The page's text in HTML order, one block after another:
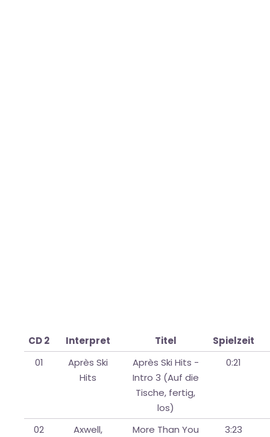
CD 2 Interpret Titel
Spielzeit
01
Après Ski
Hits
Après Ski Hits -
Intro 3 (Auf die
Tische, fertig,
los)
0:21
02
Axwell,
More Than You
3:23